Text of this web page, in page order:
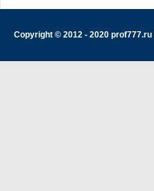
Copyright © 2012 - 2020